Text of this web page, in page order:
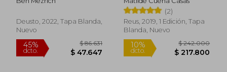
Deusto, 2022, Tapa Blanda,
Nuevo
Contratación a Través
de Plataformas
Intermediarias en
Línea (Insolvencia y
(2)
Reus, 2019, 1 Edición, Tapa
Blanda, Nuevo